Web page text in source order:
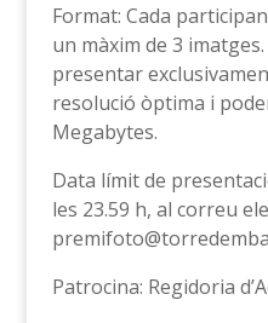
Format: Cada
un màxim de 3
presentar
resolució òptima i
Megabytes.
Data límit de
les 23.59 h, al correu
Patrocina: Regidoria